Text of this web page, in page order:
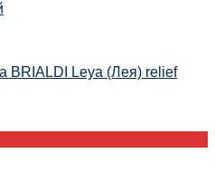
BRIALDI Leya (Лея) relief